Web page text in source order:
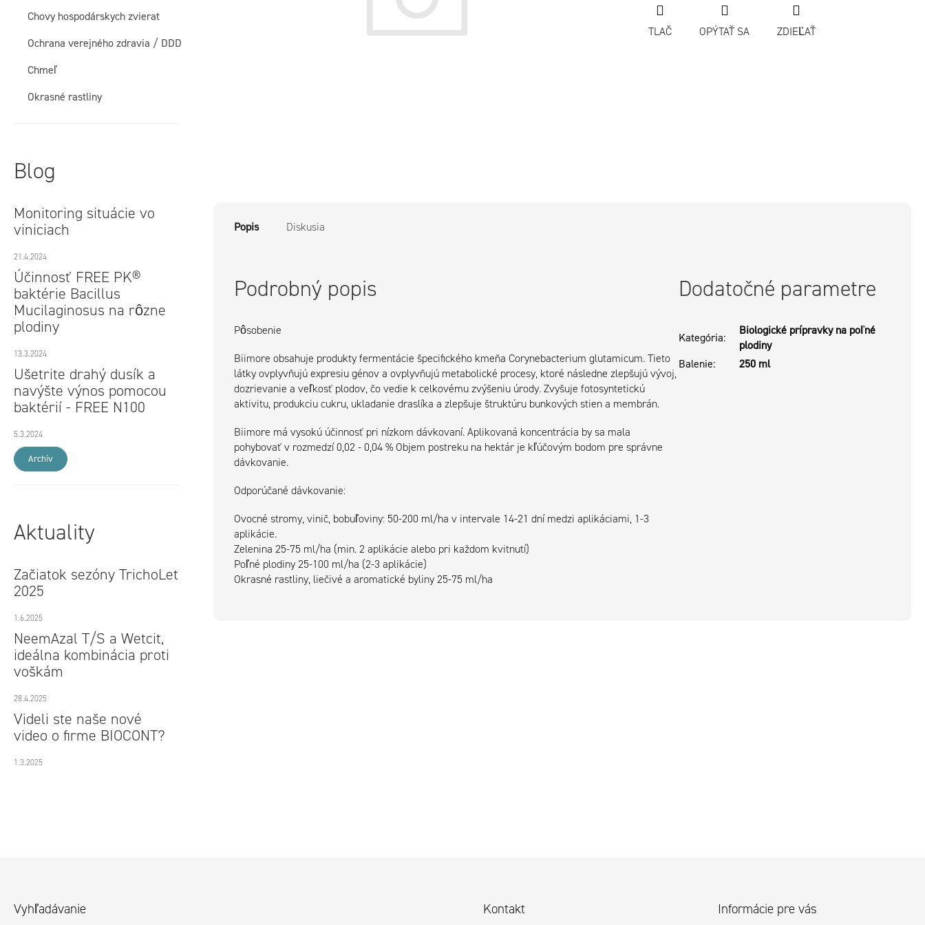
Chovy hospodárskych zvierat
Ochrana verejného zdravia / DDD
Chmeľ
Okrasné rastliny
Blog
Monitoring situácie vo
viniciach
21.4.2024
Účinnosť FREE PK®
baktérie Bacillus
Mucilaginosus na rôzne
plodiny
13.3.2024
Ušetrite drahý dusík a
navýšte výnos pomocou
baktérií - FREE N100
5.3.2024
Archív
Aktuality
Začiatok sezóny TrichoLet
2025
1.6.2025
NeemAzal T/S a Wetcit,
ideálna kombinácia proti
voškám
28.4.2025
Videli ste naše nové
video o firme BIOCONT?
1.3.2025
TLAČ OPÝTAŤ SA ZDIEĽAŤ
Popis Diskusia
Podrobný popis
Pôsobenie
Biimore obsahuje produkty fermentácie špecifického kmeňa Corynebacterium glutamicum. Tieto
látky ovplyvňujú expresiu génov a ovplyvňujú metabolické procesy, ktoré následne zlepšujú vývoj,
dozrievanie a veľkosť plodov, čo vedie k celkovému zvýšeniu úrody. Zvyšuje fotosyntetickú
aktivitu, produkciu cukru, ukladanie draslíka a zlepšuje štruktúru bunkových stien a membrán.
Biimore má vysokú účinnosť pri nízkom dávkovaní. Aplikovaná koncentrácia by sa mala
pohybovať v rozmedzí 0,02 - 0,04 % Objem postreku na hektár je kľúčovým bodom pre správne
dávkovanie.
Odporúčané dávkovanie:
Ovocné stromy, vinič, bobuľoviny: 50-200 ml/ha v intervale 14-21 dní medzi aplikáciami, 1-3
aplikácie.
Zelenina 25-75 ml/ha (min. 2 aplikácie alebo pri každom kvitnutí)
Poľné plodiny 25-100 ml/ha (2-3 aplikácie)
Okrasné rastliny, liečivé a aromatické byliny 25-75 ml/ha
Dodatočné parametre
Kategória:
Biologické prípravky na poľné
plodiny
Balenie: 250 ml
Vyhľadávanie Kontakt Informácie pre vás